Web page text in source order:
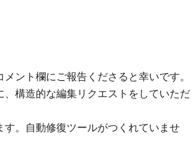
ント欄にご報告くださると幸いです。
構造的な編集リクエストをしていただ
。自動修復ツールがつくれていませ